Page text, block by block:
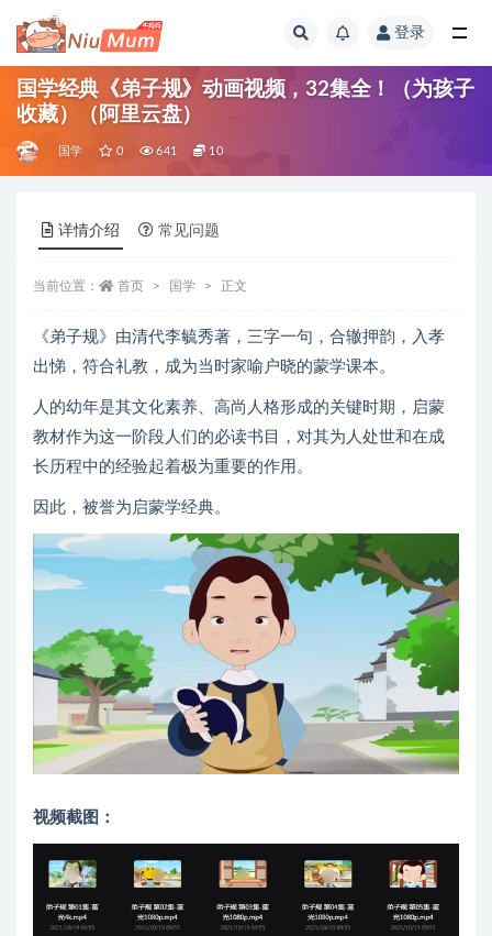
登录
国学经典《弟子规》动画视频，32集全！（为孩子
收藏）（阿里云盘）
国学 0 641 10
详情介绍 常见问题
当前位置： 首页 国学 正文
《弟子规》由清代李毓秀著，三字一句，合辙押韵，入孝
出悌，符合礼教，成为当时家喻户晓的蒙学课本。
人的幼年是其文化素养、高尚人格形成的关键时期，启蒙
教材作为这一阶段人们的必读书目，对其为人处世和在成
长历程中的经验起着极为重要的作用。
因此，被誉为启蒙学经典。
视频截图：